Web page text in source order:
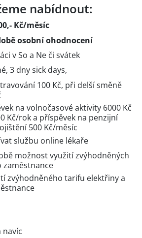
nabídnout:
Kč/měsíc
osobní ohodnocení
v So a Ne či svátek
3 dny sick days,
100 Kč, při delší směně
na volnočasové aktivity 6000 Kč
Kč/rok a příspěvek na penzijní
500 Kč/měsíc
službu online lékaře
možnost využití zvýhodněných
zvýhodněného tarifu elektřiny a
navíc